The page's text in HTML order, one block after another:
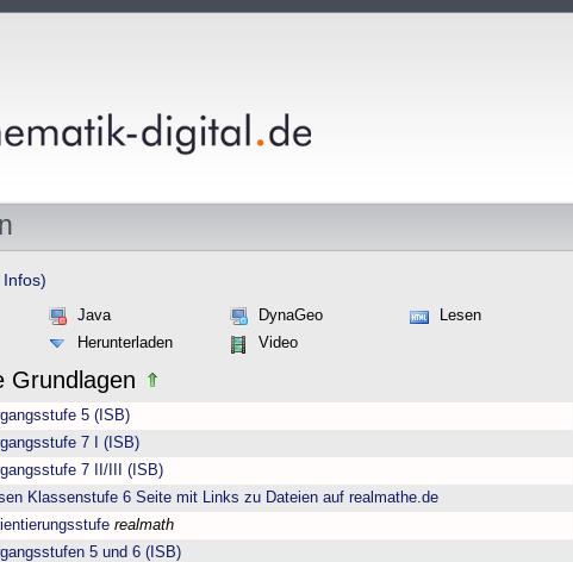
Java DynaGeo
Lesen
Herunterladen Video
Grundlagen
5 (ISB)
7 I (ISB)
7 II/III (ISB)
Klassenstufe 6 Seite mit Links zu Dateien auf realmathe.de
realmath
5 und 6 (ISB)